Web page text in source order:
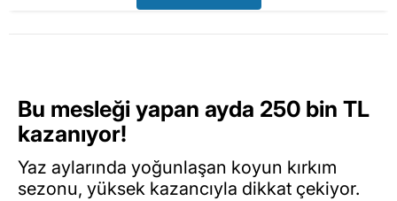
Bu mesleği yapan ayda 250 bin TL
kazanıyor!
Yaz aylarında yoğunlaşan koyun kırkım
sezonu, yüksek kazancıyla dikkat çekiyor.